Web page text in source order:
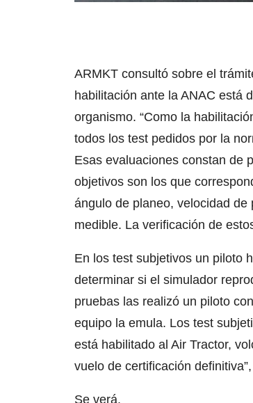
ARMKT consultó sobre el
habilitación ante la ANAC está
organismo. “Como la
todos los test pedidos por la
Esas evaluaciones constan de
objetivos son los que
ángulo de planeo, velocidad
medible. La verificación de
En los test subjetivos un piloto
determinar si el simulador
pruebas las realizó un piloto
equipo la emula. Los test
está habilitado al Air Tractor,
vuelo de certificación
Se verá.